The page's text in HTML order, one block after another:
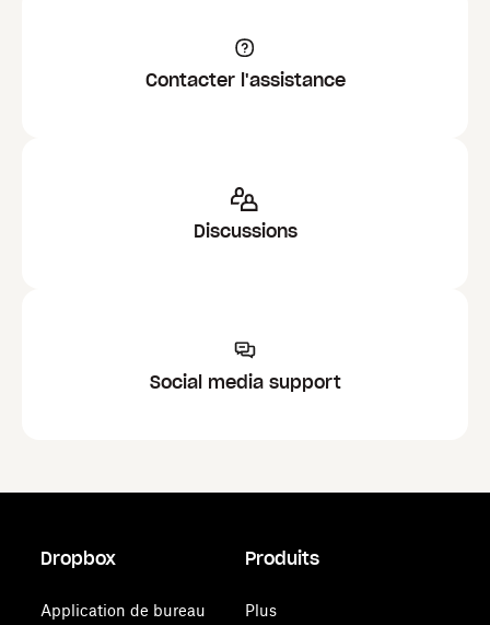
Contacter l'assistance
Discussions
Social media support
Dropbox
Application de bureau
Produits
Plus